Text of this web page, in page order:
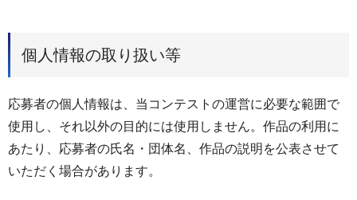
個人情報の取り扱い等
応募者の個人情報は、当コンテストの運営に必要な範囲で
使用し、それ以外の目的には使用しません。作品の利用に
あたり、応募者の氏名・団体名、作品の説明を公表させて
いただく場合があります。